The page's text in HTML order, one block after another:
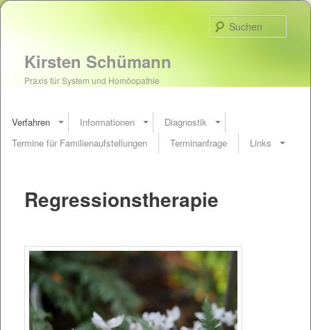
Kirsten Schümann
Praxis für System und Homöopathie
Verfahren Informationen
Diagnostik
Termine für Familienaufstellungen
Terminanfrage Links
Regressionstherapie